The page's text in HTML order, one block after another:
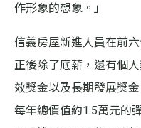
作形象的想象。」
信義房屋新進人員在前
正後除了底薪，還有個
效獎金以及長期發展獎
每年總價值約1.5萬元的